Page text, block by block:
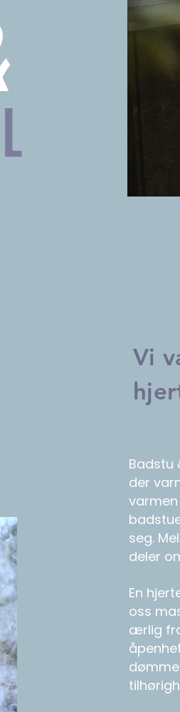
Vi
Badstu
der
seg.
deler
En
oss
ærlig